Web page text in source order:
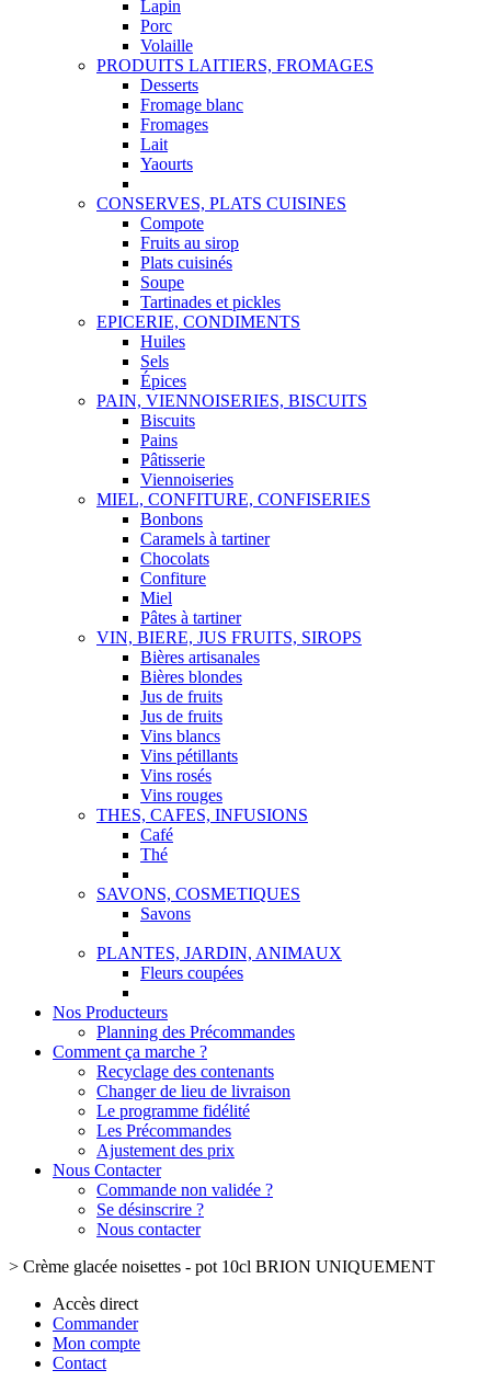
Lapin
Porc
Volaille
PRODUITS LAITIERS, FROMAGES
Desserts
Fromage blanc
Fromages
Lait
Yaourts
CONSERVES, PLATS CUISINES
Compote
Fruits au sirop
Plats cuisinés
Soupe
Tartinades et pickles
EPICERIE, CONDIMENTS
Huiles
Sels
Épices
PAIN, VIENNOISERIES, BISCUITS
Biscuits
Pains
Pâtisserie
Viennoiseries
MIEL, CONFITURE, CONFISERIES
Bonbons
Caramels à tartiner
Chocolats
Confiture
Miel
Pâtes à tartiner
VIN, BIERE, JUS FRUITS, SIROPS
Bières artisanales
Bières blondes
Jus de fruits
Jus de fruits
Vins blancs
Vins pétillants
Vins rosés
Vins rouges
THES, CAFES, INFUSIONS
Café
Thé
SAVONS, COSMETIQUES
Savons
PLANTES, JARDIN, ANIMAUX
Fleurs coupées
Nos Producteurs
Planning des Précommandes
Comment ça marche ?
Recyclage des contenants
Changer de lieu de livraison
Le programme fidélité
Les Précommandes
Ajustement des prix
Nous Contacter
Commande non validée ?
Se désinscrire ?
Nous contacter
> Crème glacée noisettes - pot 10cl BRION UNIQUEMENT
Accès direct
Commander
Mon compte
Contact